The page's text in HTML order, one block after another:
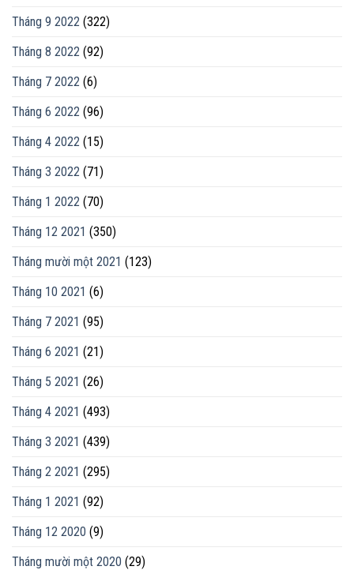
Tháng 9 2022 (322)
Tháng 8 2022 (92)
Tháng 7 2022 (6)
Tháng 6 2022 (96)
Tháng 4 2022 (15)
Tháng 3 2022 (71)
Tháng 1 2022 (70)
Tháng 12 2021 (350)
Tháng mười một 2021 (123)
Tháng 10 2021 (6)
Tháng 7 2021 (95)
Tháng 6 2021 (21)
Tháng 5 2021 (26)
Tháng 4 2021 (493)
Tháng 3 2021 (439)
Tháng 2 2021 (295)
Tháng 1 2021 (92)
Tháng 12 2020 (9)
Tháng mười một 2020 (29)